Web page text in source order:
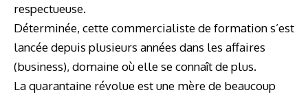
respectueuse.
Déterminée, cette commercialiste de formation s’est
lancée depuis plusieurs années dans les affaires
(business), domaine où elle se connaît de plus.
La quarantaine révolue est une mère de beaucoup